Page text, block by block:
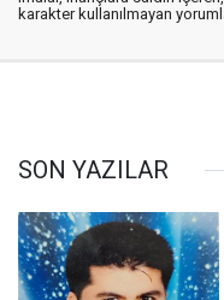
karakter kullanılmayan
SON YAZILAR